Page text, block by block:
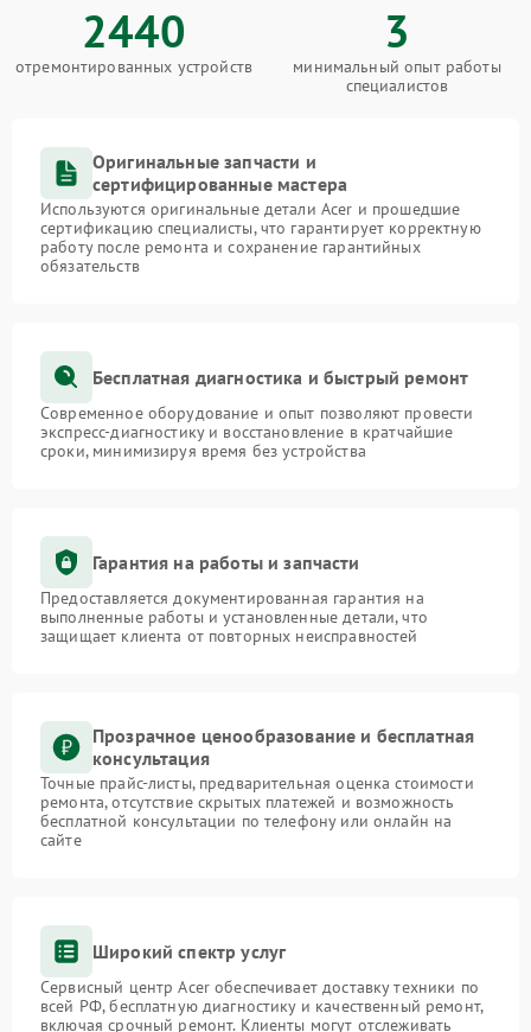
2440
отремонтированных устройств
3
минимальный опыт работы
специалистов
Оригинальные запчасти и
сертифицированные мастера
Используются оригинальные детали Acer и прошедшие
сертификацию специалисты, что гарантирует корректную
работу после ремонта и сохранение гарантийных
обязательств
Бесплатная диагностика и быстрый ремонт
Современное оборудование и опыт позволяют провести
экспресс-диагностику и восстановление в кратчайшие
сроки, минимизируя время без устройства
Гарантия на работы и запчасти
Предоставляется документированная гарантия на
выполненные работы и установленные детали, что
защищает клиента от повторных неисправностей
Прозрачное ценообразование и бесплатная
консультация
Точные прайс-листы, предварительная оценка стоимости
ремонта, отсутствие скрытых платежей и возможность
бесплатной консультации по телефону или онлайн на
сайте
Широкий спектр услуг
Сервисный центр Acer обеспечивает доставку техники по
всей РФ, бесплатную диагностику и качественный ремонт,
включая срочный ремонт. Клиенты могут отслеживать